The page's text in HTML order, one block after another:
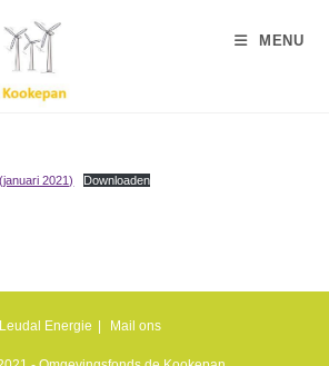
MENU
2021) Downloaden
Leudal Energie Mail ons